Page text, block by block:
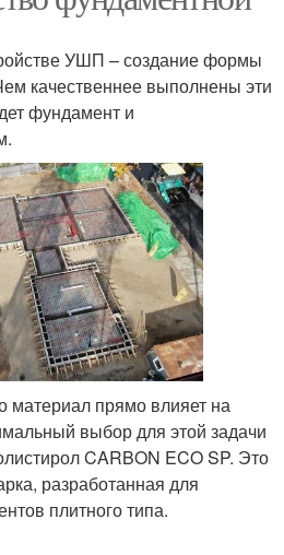
УШП – создание формы
качественнее выполнены эти
фундамент и
материал прямо влияет на
выбор для этой задачи
CARBON ECO SP. Это
разработанная для
плитного типа.